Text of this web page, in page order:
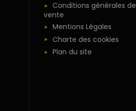
Conditions générales de
vente
Mentions Légales
Charte des cookies
Plan du site